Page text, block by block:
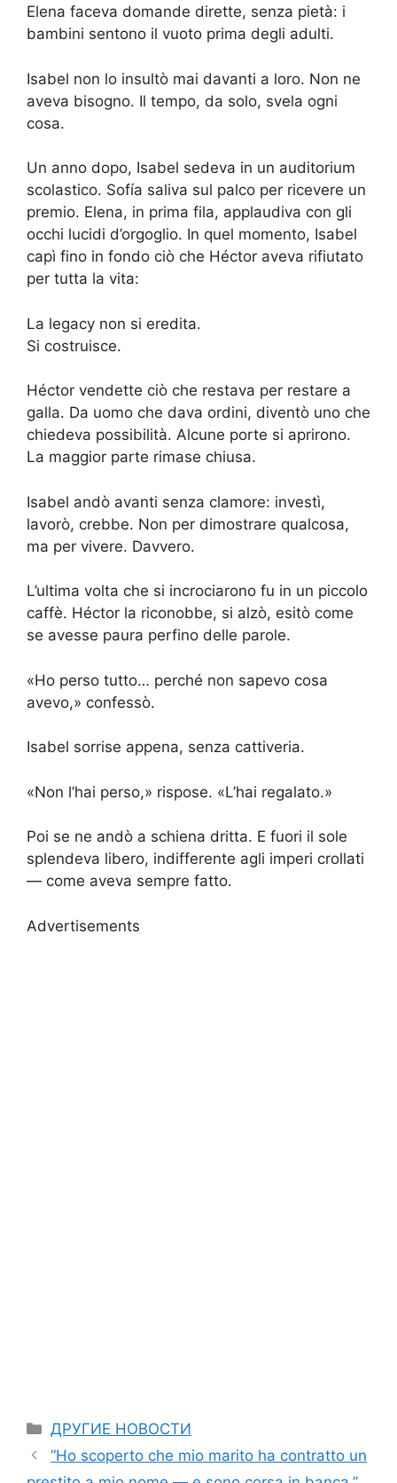
Elena faceva domande dirette, senza pietà: i
bambini sentono il vuoto prima degli adulti.
Isabel non lo insultò mai davanti a loro. Non ne
aveva bisogno. Il tempo, da solo, svela ogni
cosa.
Un anno dopo, Isabel sedeva in un auditorium
scolastico. Sofía saliva sul palco per ricevere un
premio. Elena, in prima fila, applaudiva con gli
occhi lucidi d’orgoglio. In quel momento, Isabel
capì fino in fondo ciò che Héctor aveva rifiutato
per tutta la vita:
La legacy non si eredita.
Si costruisce.
Héctor vendette ciò che restava per restare a
galla. Da uomo che dava ordini, diventò uno che
chiedeva possibilità. Alcune porte si aprirono.
La maggior parte rimase chiusa.
Isabel andò avanti senza clamore: investì,
lavorò, crebbe. Non per dimostrare qualcosa,
ma per vivere. Davvero.
L’ultima volta che si incrociarono fu in un piccolo
caffè. Héctor la riconobbe, si alzò, esitò come
se avesse paura perfino delle parole.
«Ho perso tutto… perché non sapevo cosa
avevo,» confessò.
Isabel sorrise appena, senza cattiveria.
«Non l’hai perso,» rispose. «L’hai regalato.»
Poi se ne andò a schiena dritta. E fuori il sole
splendeva libero, indifferente agli imperi crollati
— come aveva sempre fatto.
Advertisements
Categories
ДРУГИЕ НОВОСТИ
“Ho scoperto che mio marito ha contratto un